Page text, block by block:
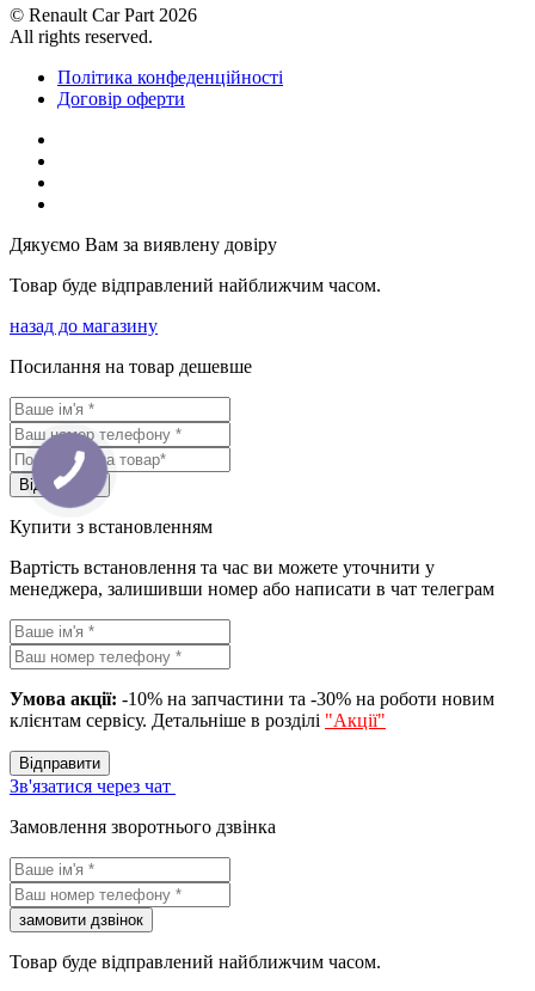
© Renault Car Part 2026
All rights reserved.
Політика конфеденційності
Договір оферти
Дякуємо Вам за виявлену довіру
Товар буде відправлений найближчим часом.
назад до магазину
Посилання на товар дешевше
Вiдправити
Купити з встановленням
Вартість встановлення та час ви можете уточнити у
менеджера, залишивши номер або написати в чат телеграм
Умова акції: -10% на запчастини та -30% на роботи новим
клієнтам сервісу. Детальніше в розділі "Акції"
Вiдправити
Зв'язатися через чат
Замовлення зворотнього дзвінка
замовити дзвiнок
Товар буде відправлений найближчим часом.